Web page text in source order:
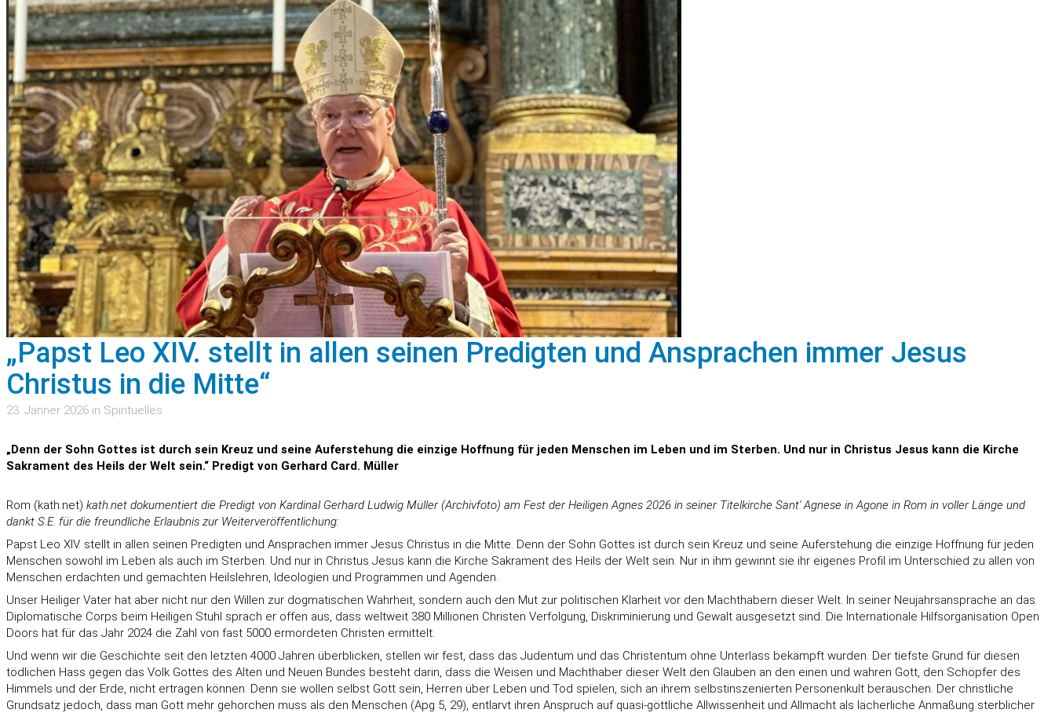
„Papst Leo XIV. stellt in allen seinen Predigten und Ansprachen immer Jesus
Christus in die Mitte“
23. Jänner 2026 in Spirituelles
„Denn der Sohn Gottes ist durch sein Kreuz und seine Auferstehung die einzige Hoffnung für jeden Menschen im Leben und im Sterben. Und nur in Christus Jesus kann die Kirche
Sakrament des Heils der Welt sein.“ Predigt von Gerhard Card. Müller
Rom (kath.net) kath.net dokumentiert die Predigt von Kardinal Gerhard Ludwig Müller (Archivfoto) am Fest der Heiligen Agnes 2026 in seiner Titelkirche Sant' Agnese in Agone in Rom in voller Länge und
dankt S.E. für die freundliche Erlaubnis zur Weiterveröffentlichung:
Papst Leo XIV. stellt in allen seinen Predigten und Ansprachen immer Jesus Christus in die Mitte. Denn der Sohn Gottes ist durch sein Kreuz und seine Auferstehung die einzige Hoffnung für jeden
Menschen sowohl im Leben als auch im Sterben. Und nur in Christus Jesus kann die Kirche Sakrament des Heils der Welt sein. Nur in ihm gewinnt sie ihr eigenes Profil im Unterschied zu allen von
Menschen erdachten und gemachten Heilslehren, Ideologien und Programmen und Agenden.
Unser Heiliger Vater hat aber nicht nur den Willen zur dogmatischen Wahrheit, sondern auch den Mut zur politischen Klarheit vor den Machthabern dieser Welt. In seiner Neujahrsansprache an das
Diplomatische Corps beim Heiligen Stuhl sprach er offen aus, dass weltweit 380 Millionen Christen Verfolgung, Diskriminierung und Gewalt ausgesetzt sind. Die Internationale Hilfsorganisation Open
Doors hat für das Jahr 2024 die Zahl von fast 5000 ermordeten Christen ermittelt.
Und wenn wir die Geschichte seit den letzten 4000 Jahren überblicken, stellen wir fest, dass das Judentum und das Christentum ohne Unterlass bekämpft wurden. Der tiefste Grund für diesen
tödlichen Hass gegen das Volk Gottes des Alten und Neuen Bundes besteht darin, dass die Weisen und Machthaber dieser Welt den Glauben an den einen und wahren Gott, den Schöpfer des
Himmels und der Erde, nicht ertragen können. Denn sie wollen selbst Gott sein, Herren über Leben und Tod spielen, sich an ihrem selbstinszenierten Personenkult berauschen. Der christliche
Grundsatz jedoch, dass man Gott mehr gehorchen muss als den Menschen (Apg 5, 29), entlarvt ihren Anspruch auf quasi-göttliche Allwissenheit und Allmacht als lächerliche Anmaßung sterblicher